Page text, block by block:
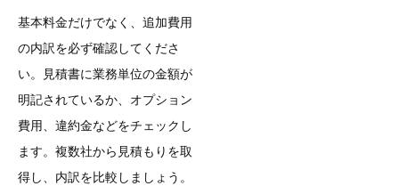
基本料金だけでなく、追加費用
の内訳を必ず確認してくださ
い。見積書に業務単位の金額が
明記されているか、オプション
費用、違約金などをチェックし
ます。複数社から見積もりを取
得し、内訳を比較しましょう。